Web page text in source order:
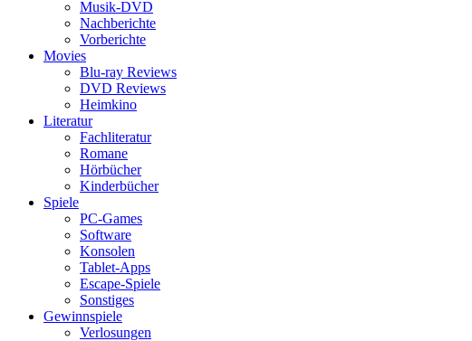
Musik-DVD
Nachberichte
Vorberichte
Movies
Blu-ray Reviews
DVD Reviews
Heimkino
Literatur
Fachliteratur
Romane
Hörbücher
Kinderbücher
Spiele
PC-Games
Software
Konsolen
Tablet-Apps
Escape-Spiele
Sonstiges
Gewinnspiele
Verlosungen